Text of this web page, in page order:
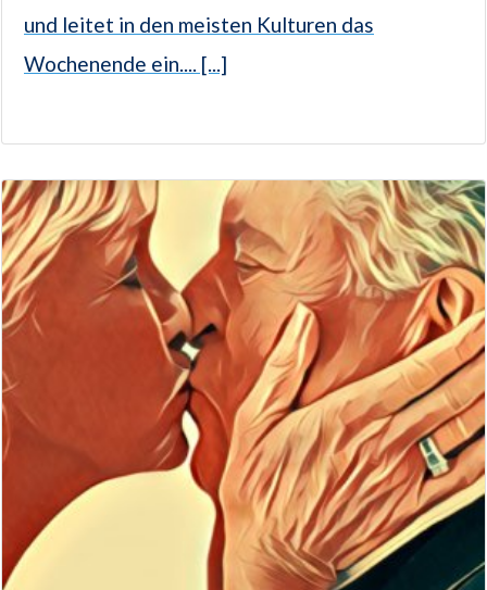
und leitet in den meisten Kulturen das
Wochenende ein.... [...]